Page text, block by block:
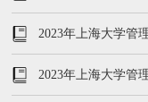
2023年上海大学管
试、录取率
2023年上海大学管